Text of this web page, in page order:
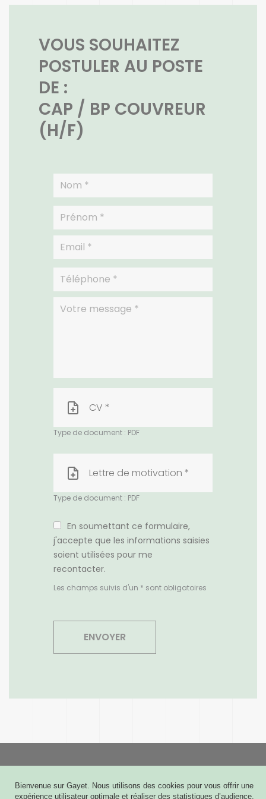
VOUS SOUHAITEZ
POSTULER AU POSTE
DE :
CAP / BP COUVREUR
(H/F)
CV *
Type de document : PDF
Lettre de motivation *
Type de document : PDF
En soumettant ce formulaire,
j'accepte que les informations saisies
soient utilisées pour me
recontacter.
Les champs suivis d'un * sont obligatoires
6 rue Joseph Cugnot - CS 60009
Bienvenue sur Gayet. Nous utilisons des cookies pour vous offrir une
expérience utilisateur optimale et réaliser des statistiques d’audience.